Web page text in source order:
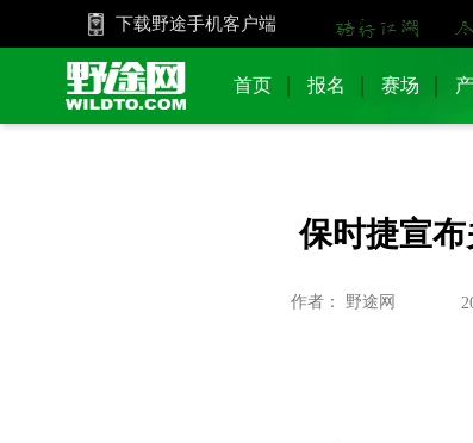
下载野途手机客户端
首页 报名 赛场
保时捷宣
作者： 野途网